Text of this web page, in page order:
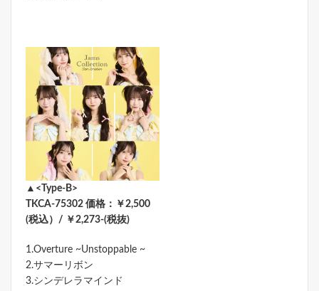
▲<Type-B>
TKCA-75302 価格：￥2,500
(税込）/ ￥2,273-(税抜)
1.Overture ~Unstoppable ~
2.サマーリボン
3.シンデレラマインド